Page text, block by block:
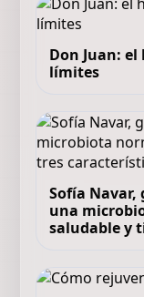
Don Juan:
límites
Sofía
una
saludable y